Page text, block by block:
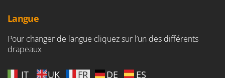
Langue
Pour changer de langue cliquez sur l’un des différents
drapeaux
IT UK FR DE ES